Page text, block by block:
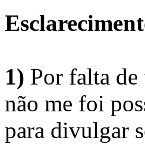
1) Por falta de
não me foi
para divulgar